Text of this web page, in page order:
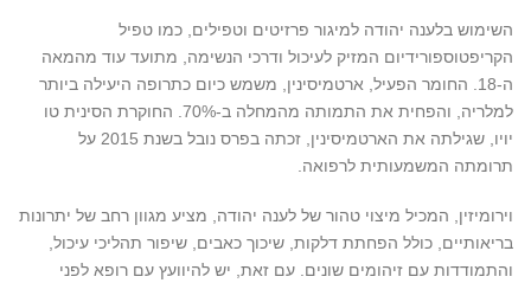
השימוש בלענה יהודה למיגור פרזיטים וטפילים, כמו טפיל
הקריפטוספורידיום המזיק לעיכול ודרכי הנשימה, מתועד עוד מהמאה
ה-18. החומר הפעיל, ארטמיסינין, משמש כיום כתרופה היעילה ביותר
למלריה, והפחית את התמותה מהמחלה ב-70%. החוקרת הסינית טו
יויו, שגילתה את הארטמיסינין, זכתה בפרס נובל בשנת 2015 על
תרומתה המשמעותית לרפואה.
וירומיזין, המכיל מיצוי טהור של לענה יהודה, מציע מגוון רחב של יתרונות
בריאותיים, כולל הפחתת דלקות, שיכוך כאבים, שיפור תהליכי עיכול,
והתמודדות עם זיהומים שונים. עם זאת, יש להיוועץ עם רופא לפני